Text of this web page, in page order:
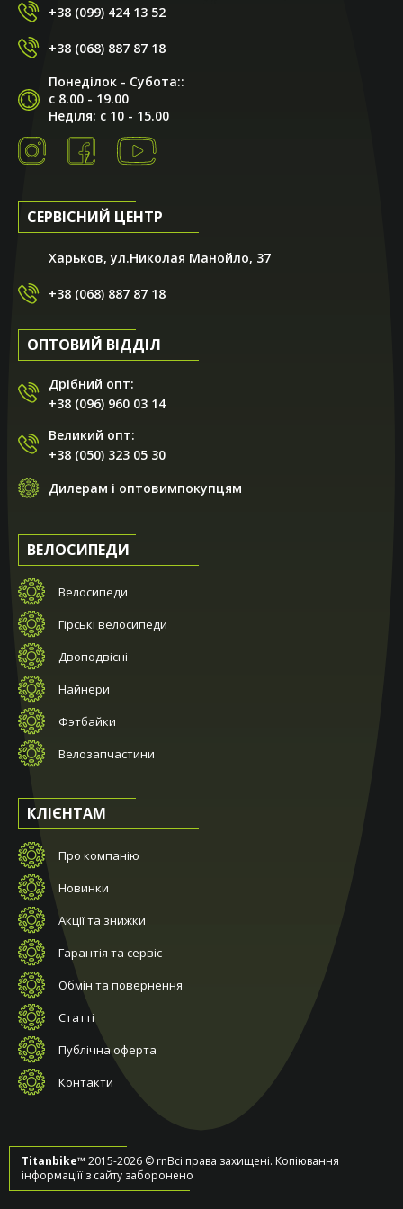
+38 (099) 424 13 52
+38 (068) 887 87 18
Понеділок - Субота::
с 8.00 - 19.00
Неділя: с 10 - 15.00
СЕРВІСНИЙ ЦЕНТР
Харьков, ул.Николая Манойло, 37
+38 (068) 887 87 18
ОПТОВИЙ ВІДДІЛ
Дрібний опт:
+38 (096) 960 03 14
Великий опт:
+38 (050) 323 05 30
Дилерам і оптовимпокупцям
ВЕЛОСИПЕДИ
Велосипеди
Гірські велосипеди
Двоподвісні
Найнери
Фэтбайки
Велозапчастини
КЛІЄНТАМ
Про компанію
Новинки
Акції та знижки
Гарантія та сервіс
Обмін та повернення
Статті
Публічна оферта
Контакти
Titanbike™ 2015-2026 © rnВсі права захищені. Копіювання
інформаціїї з сайту заборонено